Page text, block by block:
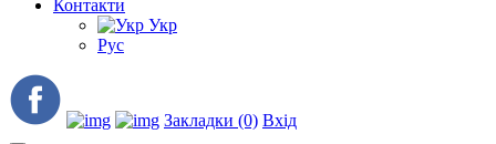
Контакти
Укр
Рус
Закладки (0) Вхід